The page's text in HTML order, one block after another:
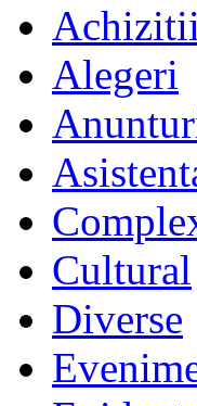
Alegeri
Cultural
Diverse